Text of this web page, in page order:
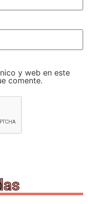
y web en este
comente.